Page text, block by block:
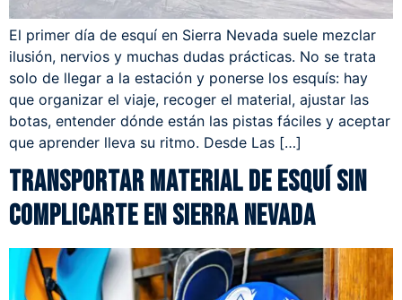
El primer día de esquí en Sierra Nevada suele mezclar
ilusión, nervios y muchas dudas prácticas. No se trata
solo de llegar a la estación y ponerse los esquís: hay
que organizar el viaje, recoger el material, ajustar las
botas, entender dónde están las pistas fáciles y aceptar
que aprender lleva su ritmo. Desde Las […]
Transportar material de esquí sin
complicarte en Sierra Nevada